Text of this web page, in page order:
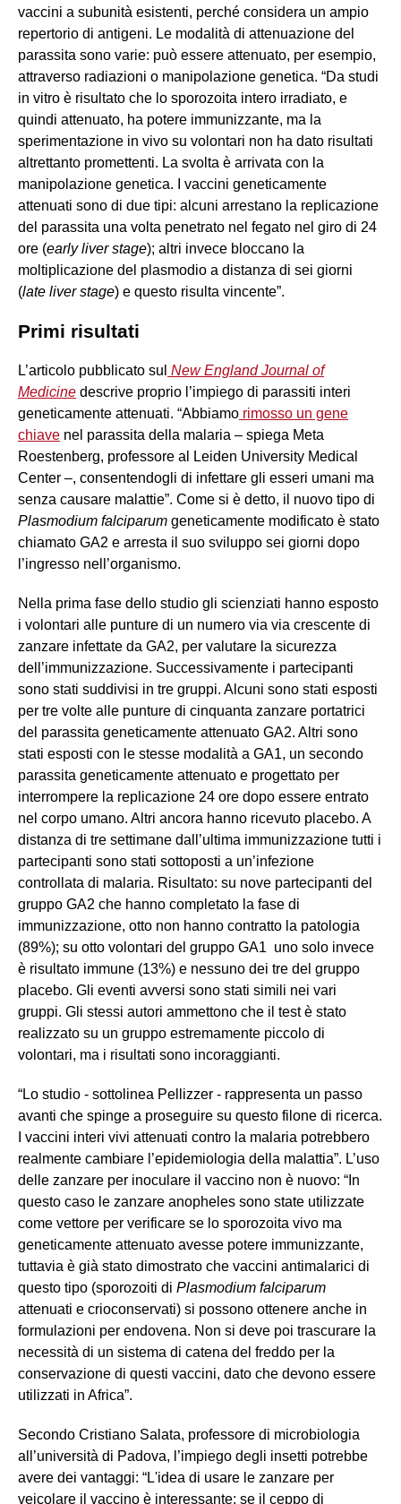
vaccini a subunità esistenti, perché considera un ampio
repertorio di antigeni. Le modalità di attenuazione del
parassita sono varie: può essere attenuato, per esempio,
attraverso radiazioni o manipolazione genetica. “Da studi
in vitro è risultato che lo sporozoita intero irradiato, e
quindi attenuato, ha potere immunizzante, ma la
sperimentazione in vivo su volontari non ha dato risultati
altrettanto promettenti. La svolta è arrivata con la
manipolazione genetica. I vaccini geneticamente
attenuati sono di due tipi: alcuni arrestano la replicazione
del parassita una volta penetrato nel fegato nel giro di 24
ore (early liver stage); altri invece bloccano la
moltiplicazione del plasmodio a distanza di sei giorni
(late liver stage) e questo risulta vincente”.
Primi risultati
L’articolo pubblicato sul New England Journal of
Medicine descrive proprio l’impiego di parassiti interi
geneticamente attenuati. “Abbiamo rimosso un gene
chiave nel parassita della malaria – spiega Meta
Roestenberg, professore al Leiden University Medical
Center –, consentendogli di infettare gli esseri umani ma
senza causare malattie”. Come si è detto, il nuovo tipo di
Plasmodium falciparum geneticamente modificato è stato
chiamato GA2 e arresta il suo sviluppo sei giorni dopo
l’ingresso nell’organismo.
Nella prima fase dello studio gli scienziati hanno esposto
i volontari alle punture di un numero via via crescente di
zanzare infettate da GA2, per valutare la sicurezza
dell’immunizzazione. Successivamente i partecipanti
sono stati suddivisi in tre gruppi. Alcuni sono stati esposti
per tre volte alle punture di cinquanta zanzare portatrici
del parassita geneticamente attenuato GA2. Altri sono
stati esposti con le stesse modalità a GA1, un secondo
parassita geneticamente attenuato e progettato per
interrompere la replicazione 24 ore dopo essere entrato
nel corpo umano. Altri ancora hanno ricevuto placebo. A
distanza di tre settimane dall’ultima immunizzazione tutti i
partecipanti sono stati sottoposti a un’infezione
controllata di malaria. Risultato: su nove partecipanti del
gruppo GA2 che hanno completato la fase di
immunizzazione, otto non hanno contratto la patologia
(89%); su otto volontari del gruppo GA1 uno solo invece
è risultato immune (13%) e nessuno dei tre del gruppo
placebo. Gli eventi avversi sono stati simili nei vari
gruppi. Gli stessi autori ammettono che il test è stato
realizzato su un gruppo estremamente piccolo di
volontari, ma i risultati sono incoraggianti.
“Lo studio - sottolinea Pellizzer - rappresenta un passo
avanti che spinge a proseguire su questo filone di ricerca.
I vaccini interi vivi attenuati contro la malaria potrebbero
realmente cambiare l’epidemiologia della malattia”. L’uso
delle zanzare per inoculare il vaccino non è nuovo: “In
questo caso le zanzare anopheles sono state utilizzate
come vettore per verificare se lo sporozoita vivo ma
geneticamente attenuato avesse potere immunizzante,
tuttavia è già stato dimostrato che vaccini antimalarici di
questo tipo (sporozoiti di Plasmodium falciparum
attenuati e crioconservati) si possono ottenere anche in
formulazioni per endovena. Non si deve poi trascurare la
necessità di un sistema di catena del freddo per la
conservazione di questi vaccini, dato che devono essere
utilizzati in Africa”.
Secondo Cristiano Salata, professore di microbiologia
all’università di Padova, l’impiego degli insetti potrebbe
avere dei vantaggi: “L'idea di usare le zanzare per
veicolare il vaccino è interessante: se il ceppo di